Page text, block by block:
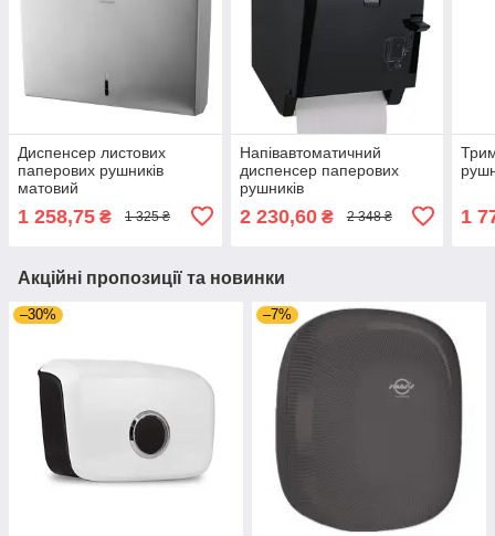
Диспенсер листових
паперових рушників
матовий
1 258,75 ₴ 1 325 ₴
Напівавтоматичний
диспенсер паперових
рушників
2 230,60₴ 2 348 ₴ 1
Акційні пропозиції та новинки
–30% –7%